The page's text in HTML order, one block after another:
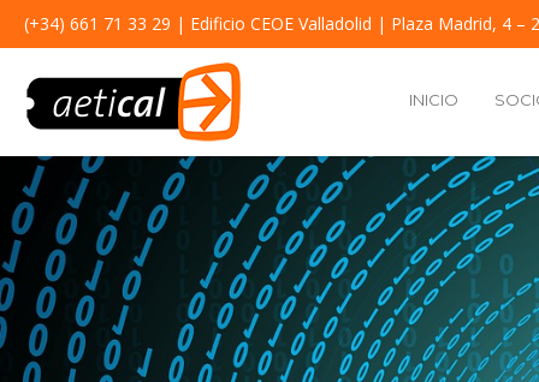
(+34) 661 71 33 29 | Edificio CEOE Valladolid | Plaza Madrid, 4 –
INICIO